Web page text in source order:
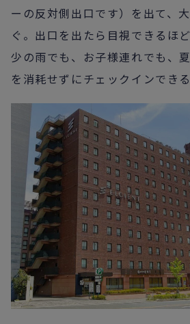
ーの反対側出口です）を出て、
ぐ。出口を出たら目視できるほ
少の雨でも、お子様連れでも、
を消耗せずにチェックインでき